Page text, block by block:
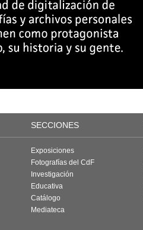
SECCIONES
Exposiciones
Fotografías del CdF
Investigación
Educativa
Catálogo
Mediateca